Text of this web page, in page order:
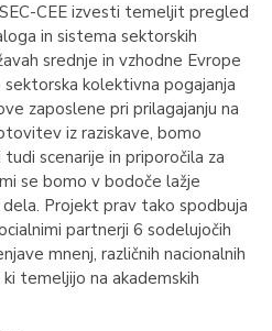
CEE izvesti temeljit pregled
in sistema sektorskih
srednje in vzhodne Evrope
kolektivna pogajanja
zaposlene pri prilagajanju na
iz raziskave, bomo
scenarije in priporočila za
se bomo v bodoče lažje
Projekt prav tako spodbuja
partnerji 6 sodelujočih
mnenj, različnih nacionalnih
temeljijo na akademskih